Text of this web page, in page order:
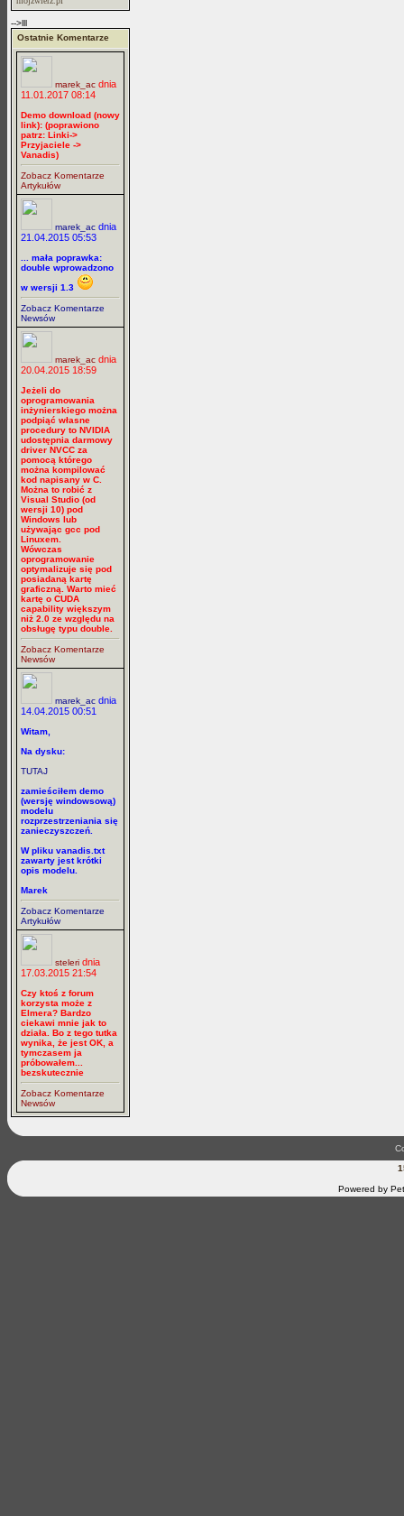
-->lll
Ostatnie Komentarze
marek_ac dnia
11.01.2017 08:14
Demo download (nowy
link): (poprawiono
patrz: Linki->
Przyjaciele ->
Vanadis)
Zobacz Komentarze
Artykułów
marek_ac dnia
21.04.2015 05:53
... mała poprawka:
double wprowadzono
w wersji 1.3
Zobacz Komentarze
Newsów
marek_ac dnia
20.04.2015 18:59
Jeżeli do
oprogramowania
inżynierskiego można
podpiąć własne
procedury to NVIDIA
udostępnia darmowy
driver NVCC za
pomocą którego
można kompilować
kod napisany w C.
Można to robić z
Visual Studio (od
wersji 10) pod
Windows lub
używając gcc pod
Linuxem.
Wówczas
oprogramowanie
optymalizuje się pod
posiadaną kartę
graficzną. Warto mieć
kartę o CUDA
capability większym
niż 2.0 ze względu na
obsługę typu double.
Zobacz Komentarze
Newsów
marek_ac dnia
14.04.2015 00:51
Witam,
Na dysku:
TUTAJ
zamieściłem demo
(wersję windowsową)
modelu
rozprzestrzeniania się
zanieczyszczeń.
W pliku vanadis.txt
zawarty jest krótki
opis modelu.
Marek
Zobacz Komentarze
Artykułów
steleri dnia
17.03.2015 21:54
Czy ktoś z forum
korzysta może z
Elmera? Bardzo
ciekawi mnie jak to
działa. Bo z tego tutka
wynika, że jest OK, a
tymczasem ja
próbowałem...
bezskutecznie
Zobacz Komentarze
Newsów
Powered by